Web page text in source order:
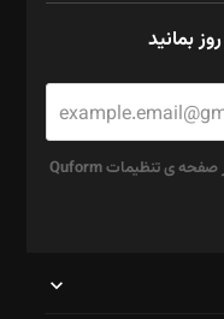
بمانید
برای استفاده از ریکپچا بایستی کلید API را در صفحه ی تنظیمات Quform